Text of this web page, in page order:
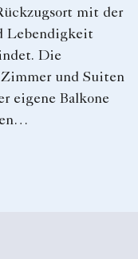
mit der
Lebendigkeit
Die
und Suiten
eigene Balkone